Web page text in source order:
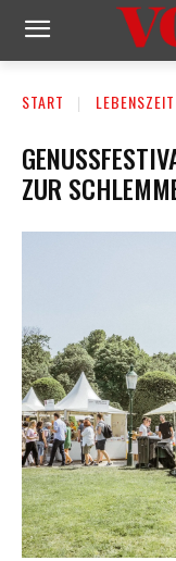
START LEBENSZEIT
ZUR